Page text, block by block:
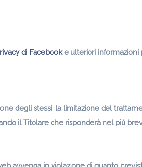
di Facebooke ulteriori informazioni
degli stessi, la limitazione del
il Titolare che risponderà nel più